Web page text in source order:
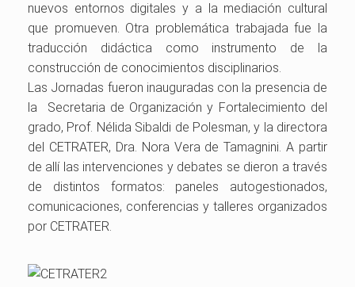
nuevos entornos digitales y a la mediación cultural
que promueven. Otra problemática trabajada fue la
traducción didáctica como instrumento de la
construcción de conocimientos disciplinarios.
Las Jornadas fueron inauguradas con la presencia de
la Secretaria de Organización y Fortalecimiento del
grado, Prof. Nélida Sibaldi de Polesman, y la directora
del CETRATER, Dra. Nora Vera de Tamagnini. A partir
de allí las intervenciones y debates se dieron a través
de distintos formatos: paneles autogestionados,
comunicaciones, conferencias y talleres organizados
por CETRATER.